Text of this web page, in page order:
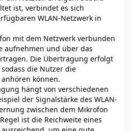
ist, verbindet es sich
WLAN-Netzwerk in
mit dem Netzwerk verbunden
aufnehmen und über das
Die Übertragung erfolgt
die Nutzer die
können.
hängt von verschiedenen
der Signalstärke des WLAN-
zwischen dem Mikrofon
ist die Reichweite eines